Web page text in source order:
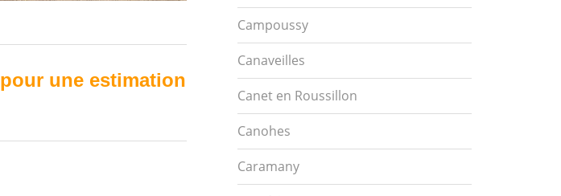
pour une estimation
Campoussy
Canaveilles
Canet en Roussillon
Canohes
Caramany